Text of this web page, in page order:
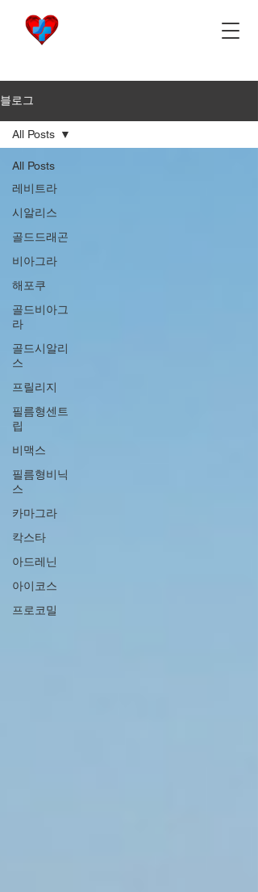
블로그
All Posts
레비트라
시알리스
골드드래곤
비아그라
해포쿠
골드비아그
라
골드시알리
스
프릴리지
필름형센트
립
비맥스
필름형비닉
스
카마그라
칵스타
아드레닌
아이코스
프로코밀
All Posts